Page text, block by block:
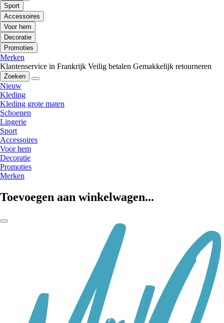
Sport
Accessoires
Voor hem
Decoratie
Promoties
Merken
Klantenservice in Frankrijk Veilig betalen Gemakkelijk retourneren
Zoeken
Nieuw
Kleding
Kleding grote maten
Schoenen
Lingerie
Sport
Accessoires
Voor hem
Decoratie
Promoties
Merken
Toevoegen aan winkelwagen...